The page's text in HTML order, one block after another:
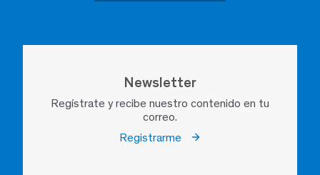
Newsletter
Regístrate y recibe nuestro contenido en tu
correo.
Registrarme